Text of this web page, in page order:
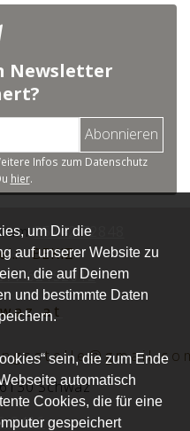
um Dir die
auf unserer Website zu
die auf Deinem
und bestimmte Daten
sein, die zum Ende
automatisch
Cookies, die für eine
gespeichert
Newsletter
Abonnieren
Infos zum Datenschutz
hier.
05242 72848
BEKiZ
62152012
Schwaz
2416